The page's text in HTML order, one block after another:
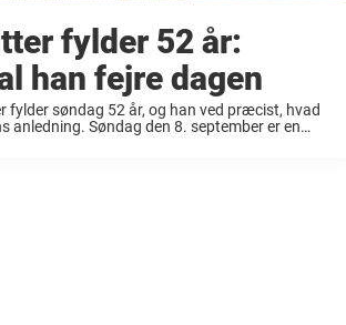
fylder 52 år:
han fejre dagen
fylder søndag 52 år, og han ved præcist, hvad
anledning. Søndag den 8. september er en